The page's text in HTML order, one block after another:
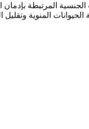
المرتبطة بإدمان
المنوية